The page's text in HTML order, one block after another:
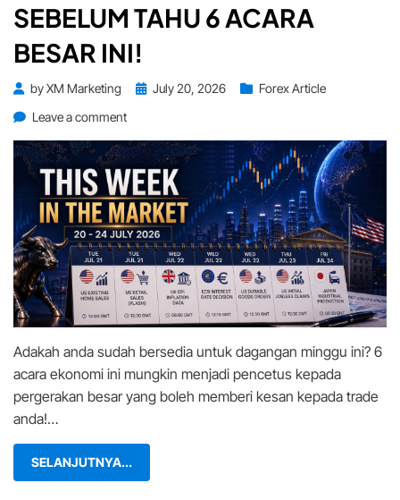
SEBELUM TAHU 6 ACARA
BESAR INI!
byXM Marketing
PostedJuly 20, 2026
Forex Article
Leave a commenton
Week
in
the
Market
(20
–
24
Jul):
Jangan
Trade
Sebelum
Tahu
6
Adakah anda sudah bersedia untuk dagangan minggu ini? 6
acara ekonomi ini mungkin menjadi pencetus kepada
pergerakan besar yang boleh memberi kesan kepada trade
anda!…
SELANJUTNYA...